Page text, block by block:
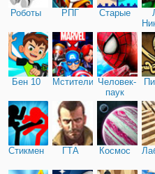
Роботы РПГ Старые
Бен 10 Мстители Человек-
паук
Стикмен ГТА Космос